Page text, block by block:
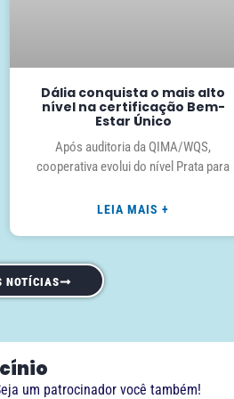
Dália conquista o mais alto
nível na certificação Bem-
Estar Único
Após auditoria da QIMA/WQS,
cooperativa evolui do nível Prata para
LEIA MAIS +
NOTÍCIAS
um patrocinador você também!